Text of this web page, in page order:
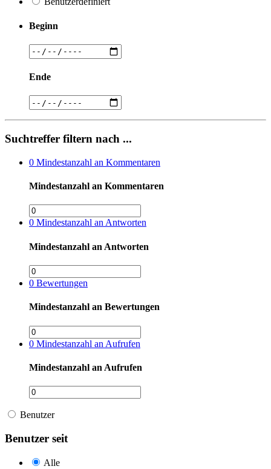
Beginn
Ende
Suchtreffer filtern nach ...
0 Mindestanzahl an Kommentaren
Mindestanzahl an Kommentaren
0 Mindestanzahl an Antworten
Mindestanzahl an Antworten
0 Bewertungen
Mindestanzahl an Bewertungen
0 Mindestanzahl an Aufrufen
Mindestanzahl an Aufrufen
Benutzer
Benutzer seit
Alle